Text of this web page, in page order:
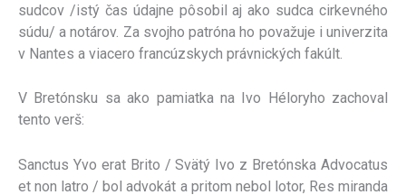
sudcov /istý čas údajne pôsobil aj ako sudca cirkevného
súdu/ a notárov. Za svojho patróna ho považuje i univerzita
v Nantes a viacero francúzskych právnických fakúlt.
V Bretónsku sa ako pamiatka na Ivo Héloryho zachoval
tento verš:
Sanctus Yvo erat Brito / Svätý Ivo z Bretónska Advocatus
et non latro / bol advokát a pritom nebol lotor, Res miranda